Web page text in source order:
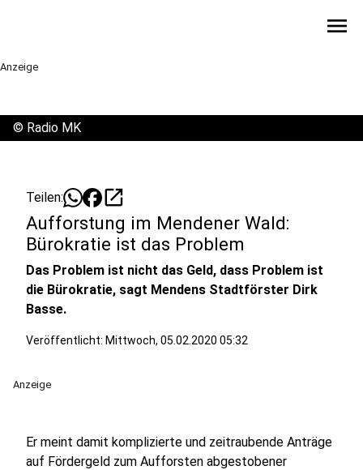
menu
Anzeige
© Radio MK
Teilen: open_in_new
Aufforstung im Mendener Wald:
Bürokratie ist das Problem
Das Problem ist nicht das Geld, dass Problem ist
die Bürokratie, sagt Mendens Stadtförster Dirk
Basse.
Veröffentlicht: Mittwoch, 05.02.2020 05:32
Anzeige
Er meint damit komplizierte und zeitraubende Anträge
auf Fördergeld zum Aufforsten abgestobener